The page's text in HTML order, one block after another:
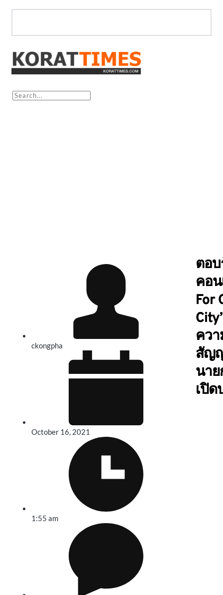
ckongpha
October 16, 2021
1:55 am
ตอ
คอน
For
ควา
สัญ
นาย
เปิด